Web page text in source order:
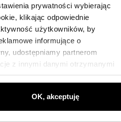
prywatności wybierając
klikając odpowiednie
użytkowników, by
informujące o
udostępniamy partnerom
z innymi danymi otrzymanymi
OK, akceptuję